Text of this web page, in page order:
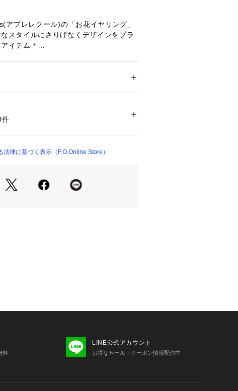
プレレクール)の「お花イヤリング」
スタイルにさりげなくデザインをプラ
イテム＊
ビー
プ）
件
律に基づく表示（F.O.Online Store）
料
LINE公式アカウント
お得なセール・クーポン情報配信中